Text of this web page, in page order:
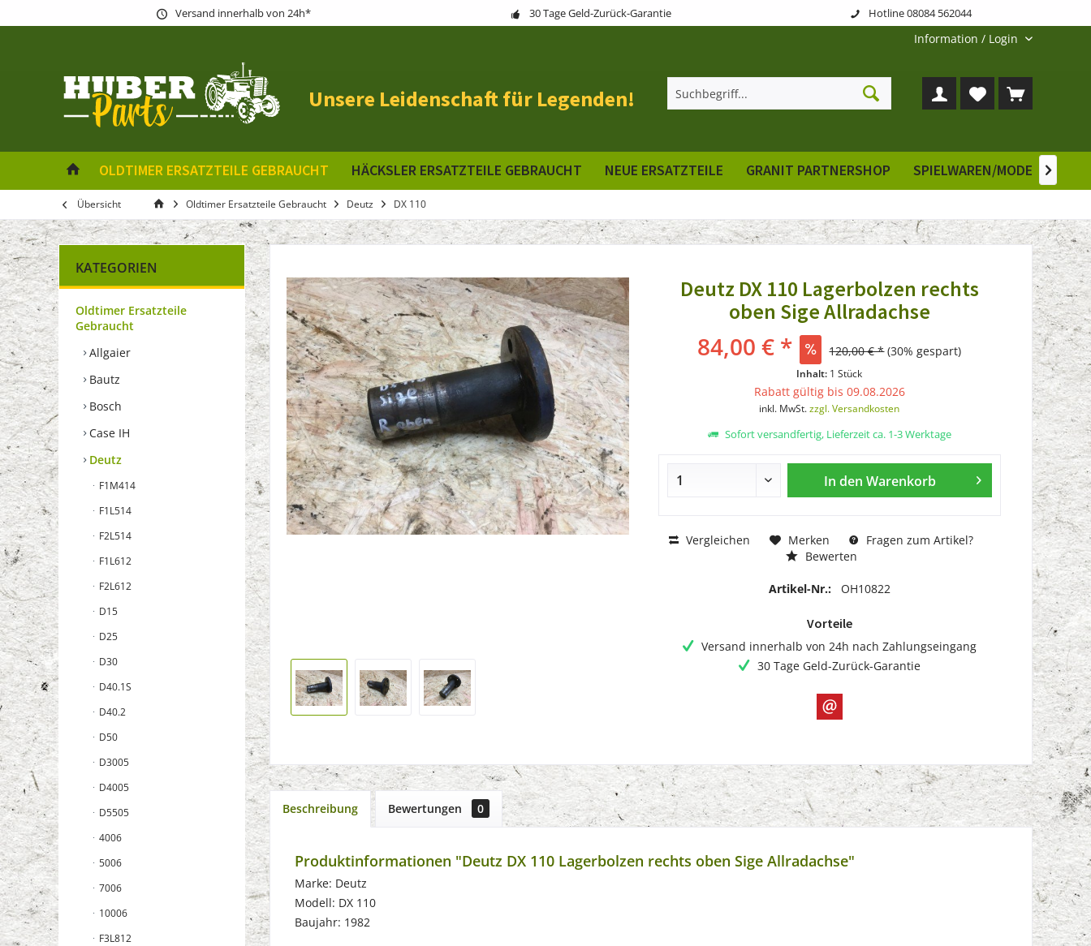
Versand innerhalb von 24h* 30 Tage Geld-Zurück-Garantie Hotline 08084 562044
Information / Login
Unsere Leidenschaft für Legenden!
OLDTIMER ERSATZTEILE GEBRAUCHT HÄCKSLER ERSATZTEILE GEBRAUCHT NEUE ERSATZTEILE GRANIT PARTNERSHOP SPIELWAREN/MODELLE

Übersicht Oldtimer Ersatzteile Gebraucht Deutz DX 110
KATEGORIEN
Oldtimer Ersatzteile
Gebraucht
Allgaier
Bautz
Bosch
Case IH
Deutz
F1M414
F1L514
F2L514
F1L612
F2L612
D15
D25
D30
D40.1S
D40.2
D50
D3005
D4005
D5505
4006
5006
7006
10006
F3L812
Deutz DX 110 Lagerbolzen rechts
oben Sige Allradachse
84,00 € * 120,00 € * (30% gespart)
Inhalt: 1 Stück
Rabatt gültig bis 09.08.2026
inkl. MwSt.zzgl. Versandkosten
Sofort versandfertig, Lieferzeit ca. 1-3 Werktage
In den Warenkorb
Vergleichen Merken
Fragen zum Artikel?
Bewerten
Artikel-Nr.: OH10822
Vorteile
Versand innerhalb von 24h nach Zahlungseingang
30 Tage Geld-Zurück-Garantie
Beschreibung Bewertungen 0
Produktinformationen "Deutz DX 110 Lagerbolzen rechts oben Sige Allradachse"
Marke: Deutz
Modell: DX 110
Baujahr: 1982